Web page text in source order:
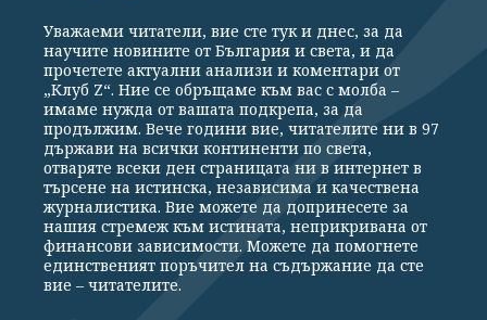
Общи условия
Политика за поверителност
Реклама
Партньори Контакти
За Клуб Z
Екип
Подкрепете ни
Издател на www.clubz.bg е „Клуб Зебра Медия“ ЕООД, София, ул. "Алеко
Константинов" 3. Всички права запазени 2026 „Клуб Зебра Медия“
Уважаеми читатели, вие сте тук и днес, за да
научите новините от България и света, и да
прочетете актуални анализи и коментари от
„Клуб Z“. Ние се обръщаме към вас с молба –
имаме нужда от вашата подкрепа, за да
продължим. Вече години вие, читателите ни в 97
държави на всички континенти по света,
отваряте всеки ден страницата ни в интернет в
търсене на истинска, независима и качествена
журналистика. Вие можете да допринесете за
нашия стремеж към истината, неприкривана от
финансови зависимости. Можете да помогнете
единственият поръчител на съдържание да сте
вие – читателите.